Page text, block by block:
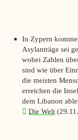
In Zypern
Asylanträge sei
wobei Zahlen
sind wie über
die meisten
erreichen die
dem Libanon
Die Welt